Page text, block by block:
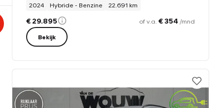
2024
Hybride - Benzine 22.691 km
€ 29.895 of v.a. € 354 /mnd
Bekijk